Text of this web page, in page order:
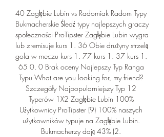
40 Zagłębie Lubin vs Radomiak Radom Typy
Bukmacherskie Śledź typy najlepszych graczy
społeczności ProTipster Zagłębie Lubin wygra
lub zremisuje kurs 1. 36 Obie drużyny strzelą
gola w meczu kurs 1. 77 kurs 1. 37 kurs 1.
65 0. 0 Brak oceny Najlepszy Typ Ranga
Typu What are you looking for, my friend?
Szczegóły Najpopularniejszy Typ 12
Typerów 1X2 Zagłębie Lubin 100%
Użytkownicy ProTipster (9) 100% naszych
użytkowników typuje na Zagłębie Lubin.
Bukmacherzy dają 43% (2.